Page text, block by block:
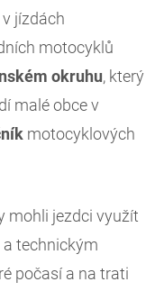
jízdách
motocyklů
okruhu, který
malé obce v
motocyklových
mohli jezdci využít
technickým
počasí a na trati